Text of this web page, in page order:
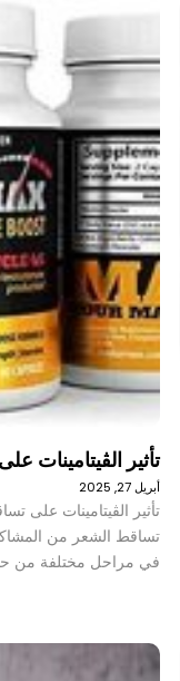
تأثير الڤيتامينات
أبريل 27, 2025
تأثير الڤيتامينات على
تساقط الشعر من
في مراحل مختلفة من